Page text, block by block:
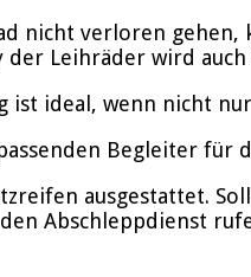
nicht verloren
der Leihräder wird
ist ideal, wenn nicht
Begleiter für
ausgestattet.
Abschleppdienst